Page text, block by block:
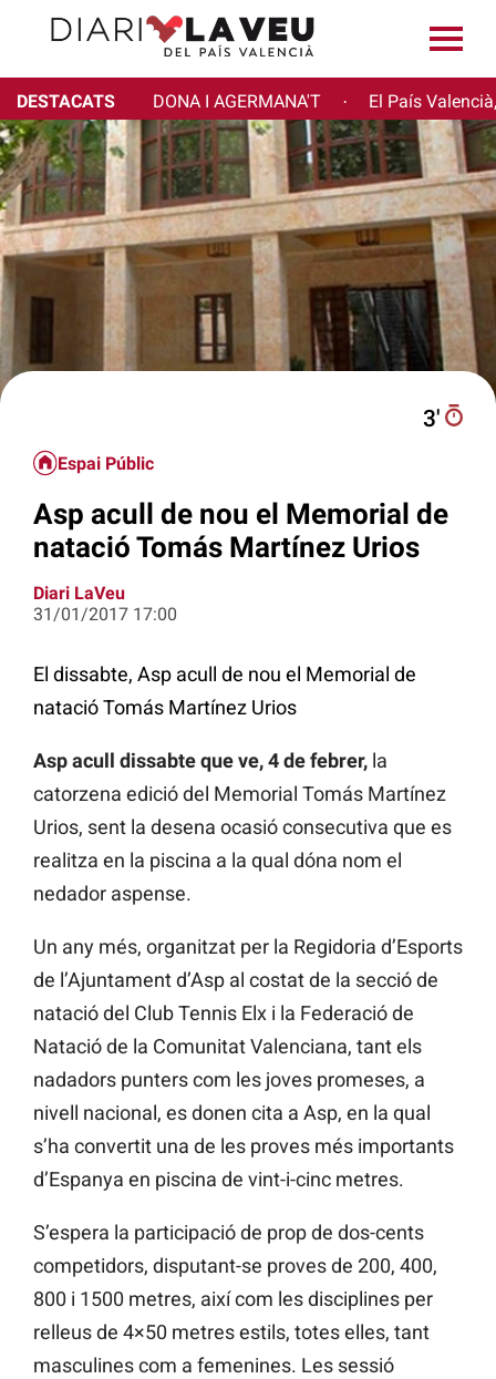
DESTACATS DONA I AGERMANA'T · El País
3′
Espai Públic
Asp acull de nou el Memorial de
natació Tomás Martínez Urios
Diari LaVeu
31/01/2017 17:00
El dissabte, Asp acull de nou el Memorial de
natació Tomás Martínez Urios
Asp acull dissabte que ve, 4 de febrer, la
catorzena edició del Memorial Tomás Martínez
Urios, sent la desena ocasió consecutiva que es
realitza en la piscina a la qual dóna nom el
nedador aspense.
Un any més, organitzat per la Regidoria d’Esports
de l’Ajuntament d’Asp al costat de la secció de
natació del Club Tennis Elx i la Federació de
Natació de la Comunitat Valenciana, tant els
nadadors punters com les joves promeses, a
nivell nacional, es donen cita a Asp, en la qual
s’ha convertit una de les proves més importants
d’Espanya en piscina de vint-i-cinc metres.
S’espera la participació de prop de dos-cents
competidors, disputant-se proves de 200, 400,
800 i 1500 metres, així com les disciplines per
relleus de 4×50 metres estils, totes elles, tant
masculines com a femenines. Les sessió